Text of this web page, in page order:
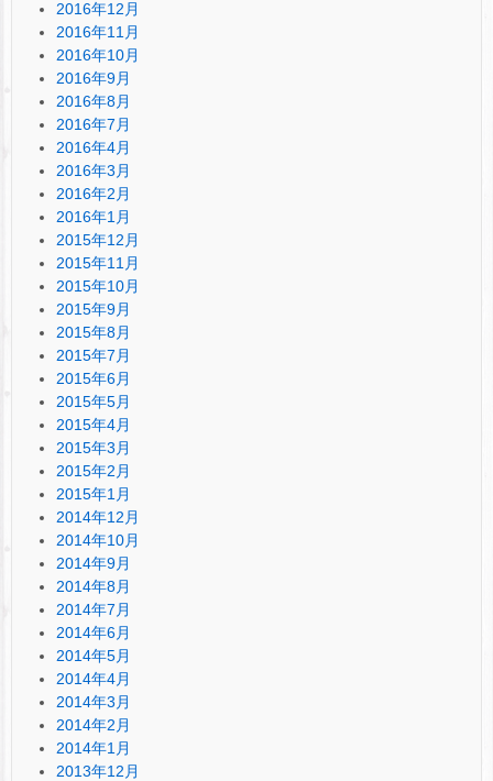
2016年12月
2016年11月
2016年10月
2016年9月
2016年8月
2016年7月
2016年4月
2016年3月
2016年2月
2016年1月
2015年12月
2015年11月
2015年10月
2015年9月
2015年8月
2015年7月
2015年6月
2015年5月
2015年4月
2015年3月
2015年2月
2015年1月
2014年12月
2014年10月
2014年9月
2014年8月
2014年7月
2014年6月
2014年5月
2014年4月
2014年3月
2014年2月
2014年1月
2013年12月